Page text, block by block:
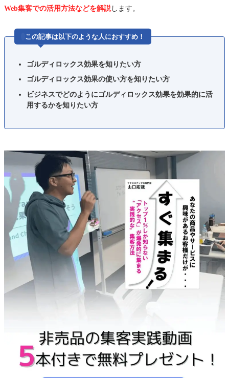
Web集客での活用方法などを解説します。
この記事は以下のような人におすすめ！
ゴルディロックス効果を知りたい方
ゴルディロックス効果の使い方を知りたい方
ビジネスでどのようにゴルディロックス効果を効果的に活
用するかを知りたい方